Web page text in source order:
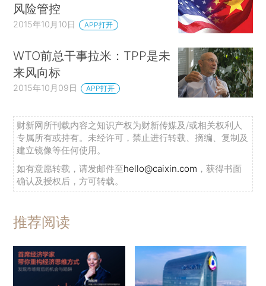
风险管控
2015年10月10日 APP打开
WTO前总干事拉米：TPP是未
来风向标
2015年10月09日 APP打开
财新网所刊载内容之知识产权为财新传媒及/或相关权利人
专属所有或持有。未经许可，禁止进行转载、摘编、复制及
建立镜像等任何使用。
如有意愿转载，请发邮件至hello@caixin.com ，获得书面
确认及授权后，方可转载。
推荐阅读